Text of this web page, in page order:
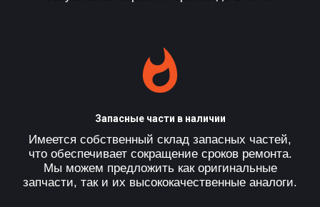
Запасные части в наличии
Имеется собственный склад запасных частей,
что обеспечивает сокращение сроков ремонта.
Мы можем предложить как оригинальные
запчасти, так и их высококачественные аналоги.